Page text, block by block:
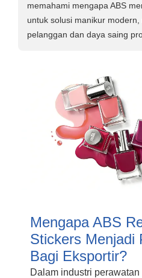
memahami mengapa ABS
untuk solusi manikur
pelanggan dan daya saing
Mengapa ABS
Stickers Menjadi
Bagi Eksportir?
Dalam industri